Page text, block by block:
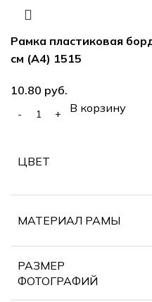
Рамка пластиковая
см (А4) 1515
руб.
В корзину
ЦВЕТ
МАТЕРИАЛ РАМЫ
РАЗМЕР
ФОТОГРАФИЙ